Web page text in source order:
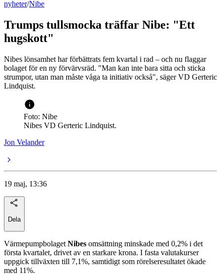
nyheter/Nibe
Trumps tullsmocka träffar Nibe: "Ett
hugskott"
Nibes lönsamhet har förbättrats fem kvartal i rad – och nu flaggar
bolaget för en ny förvärvsräd. "Man kan inte bara sitta och sticka
strumpor, utan man måste våga ta initiativ också", säger VD Gerteric
Lindquist.
Foto: Nibe
Nibes VD Gerteric Lindquist.
Jon Velander
19 maj, 13:36
Dela
Värmepumpbolaget Nibes omsättning minskade med 0,2% i det
första kvartalet, drivet av en starkare krona. I fasta valutakurser
uppgick tillväxten till 7,1%, samtidigt som rörelseresultatet ökade
med 11%.